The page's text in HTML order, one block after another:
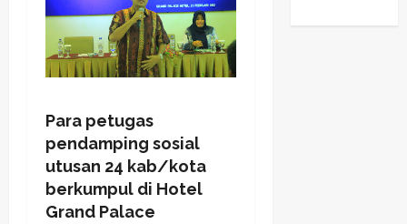
Para petugas
pendamping sosial
utusan 24 kab/kota
berkumpul di Hotel
Grand Palace